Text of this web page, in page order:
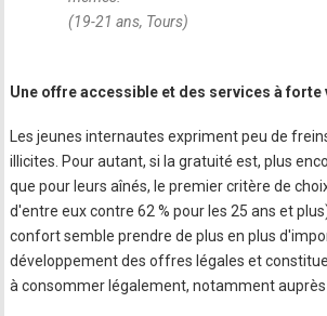
(19-21 ans, Tours)
Une offre accessible et des services à forte
Les jeunes internautes expriment peu de
illicites. Pour autant, si la gratuité est, plus
que pour leurs aînés, le premier critère de
d'entre eux contre 62 % pour les 25 ans et
confort semble prendre de plus en plus
développement des offres légales et
à consommer légalement, notamment auprès